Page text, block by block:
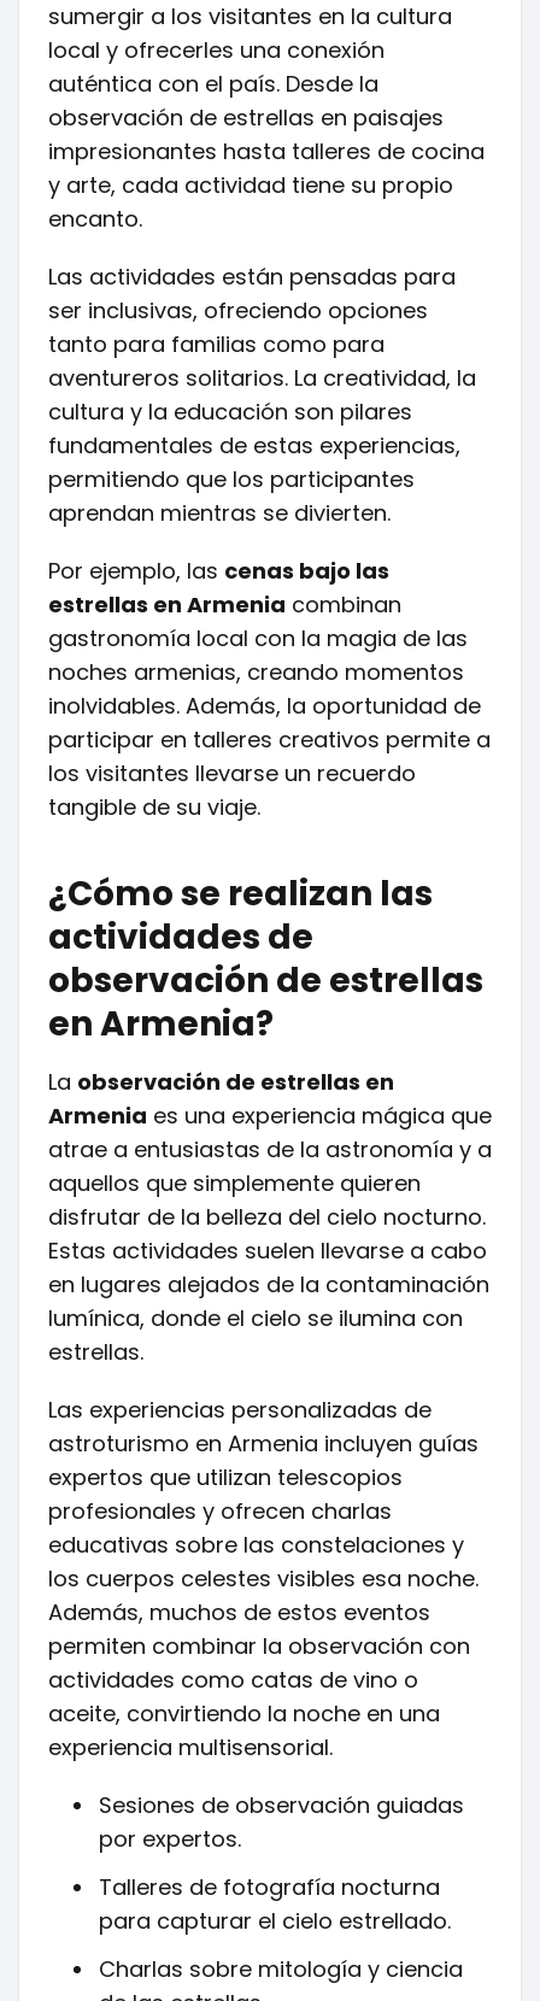
sumergir a los visitantes en la cultura
local y ofrecerles una conexión
auténtica con el país. Desde la
observación de estrellas en paisajes
impresionantes hasta talleres de cocina
y arte, cada actividad tiene su propio
encanto.
Las actividades están pensadas para
ser inclusivas, ofreciendo opciones
tanto para familias como para
aventureros solitarios. La creatividad, la
cultura y la educación son pilares
fundamentales de estas experiencias,
permitiendo que los participantes
aprendan mientras se divierten.
Por ejemplo, las cenas bajo las
estrellas en Armenia combinan
gastronomía local con la magia de las
noches armenias, creando momentos
inolvidables. Además, la oportunidad de
participar en talleres creativos permite a
los visitantes llevarse un recuerdo
tangible de su viaje.
¿Cómo se realizan las
actividades de
observación de estrellas
en Armenia?
La observación de estrellas en
Armenia es una experiencia mágica que
atrae a entusiastas de la astronomía y a
aquellos que simplemente quieren
disfrutar de la belleza del cielo nocturno.
Estas actividades suelen llevarse a cabo
en lugares alejados de la contaminación
lumínica, donde el cielo se ilumina con
estrellas.
Las experiencias personalizadas de
astroturismo en Armenia incluyen guías
expertos que utilizan telescopios
profesionales y ofrecen charlas
educativas sobre las constelaciones y
los cuerpos celestes visibles esa noche.
Además, muchos de estos eventos
permiten combinar la observación con
actividades como catas de vino o
aceite, convirtiendo la noche en una
experiencia multisensorial.
Sesiones de observación guiadas
por expertos.
Talleres de fotografía nocturna
para capturar el cielo estrellado.
Charlas sobre mitología y ciencia